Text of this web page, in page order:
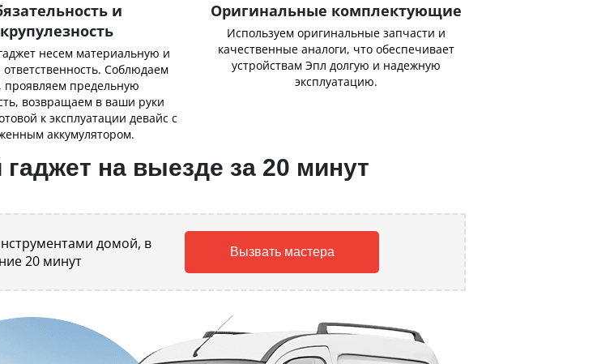
и
несем материальную и
Соблюдаем
проявляем предельную
возвращаем в ваши руки
к эксплуатации девайс с
аккумулятором.
Оригинальные комплектующие
Используем оригинальные запчасти и
качественные аналоги, что обеспечивает
устройствам Эпл долгую и надежную
эксплуатацию.
на выезде за 20 минут
домой, в
20 минут
Вызвать мастера